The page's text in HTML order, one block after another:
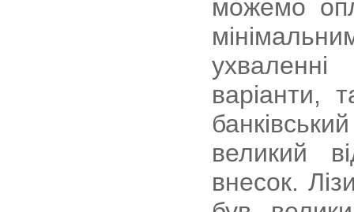
можемо
варіанти,
великий
внесок.